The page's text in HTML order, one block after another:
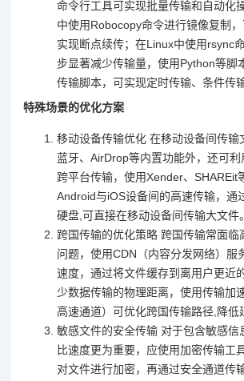
命令行工具可实现批量传输和自动化
中使用Robocopy命令进行镜像复制
实现断点续传；在Linux中使用rsync
步显著减少传输量，使用Python等脚
传输脚本，可实现定时传输、条件传
特殊场景的优化方案
移动设备传输优化 在移动设备间传输
蓝牙、AirDrop等内置功能外，还可
跨平台传输，使用Xender、SHAREit
Android与iOS设备间的高速传输，通
硬盘,可直接在移动设备间传输大文件。
跨国传输的优化策略 跨国传输常面临
问题，使用CDN（内容分发网络）服
速度，通过将文件缓存到离用户更近
少数据传输的物理距离，使用传输加
高速通道）可优化跨国传输路径,降低
敏感文件的安全传输 对于包含敏感信
比速度更为重要，应使用加密传输工
对文件进行加密，再通过安全通道传